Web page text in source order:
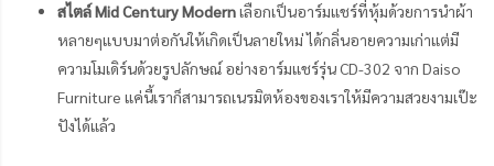
สไตล์ Mid Century Modernเลือกเป็นอาร์มแชร์ที่หุ้มด้วยการนำผ้า
หลายๆแบบมาต่อกันให้เกิดเป็นลายใหม่ ได้กลิ่นอายความเก่าแต่มี
ความโมเดิร์นด้วยรูปลักษณ์ อย่างอาร์มแชร์รุ่น CD-302 จาก Daiso
Furniture แค่นี้เราก็สามารถเนรมิตห้องของเราให้มีความสวยงามเป๊ะ
ปังได้แล้ว